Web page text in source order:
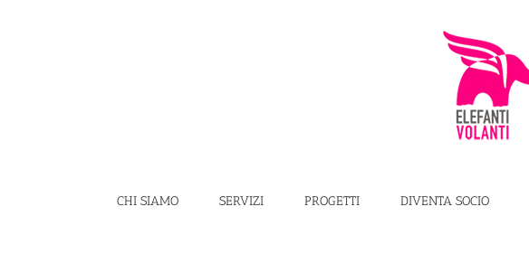
CHI SIAMO SERVIZI PROGETTI DIVENTA SOCIO